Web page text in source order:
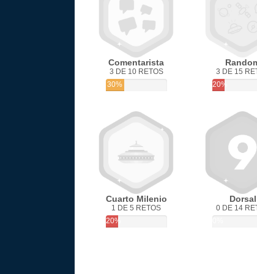
Comentarista
3 DE 10 RETOS
30%
3 DE 15
20%
Cuarto Milenio
1 DE 5 RETOS
20%
Dorsal
0 DE 14